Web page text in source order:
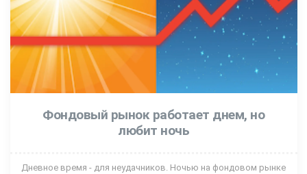
Фондовый рынок работает днем, но
любит ночь
Дневное время - для неудачников. Ночью на фондовом рынке